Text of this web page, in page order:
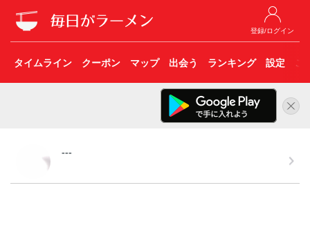
登録/ログイン
タイムライン クーポン マップ 出会う ランキング 設定 こ
---